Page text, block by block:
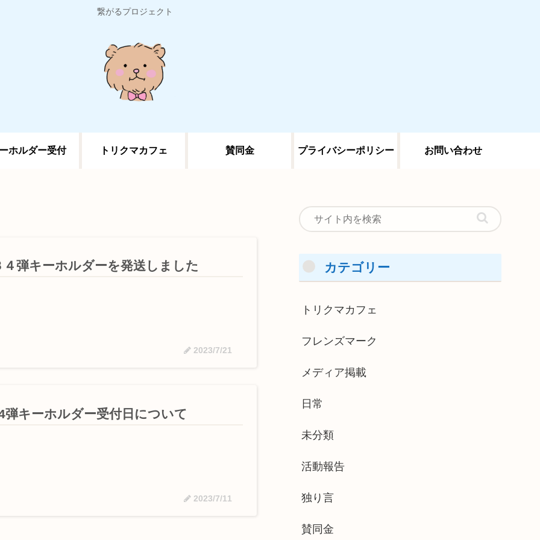
繋がるプロジェクト
ホルダー受付 トリクマカフェ 賛同金 プライバシーポリシー お問い合わせ
４弾キーホルダーを発送しました
2023/7/21
弾キーホルダー受付日について
2023/7/11
カテゴリー
トリクマカフェ
フレンズマーク
メディア掲載
日常
未分類
活動報告
独り言
賛同金